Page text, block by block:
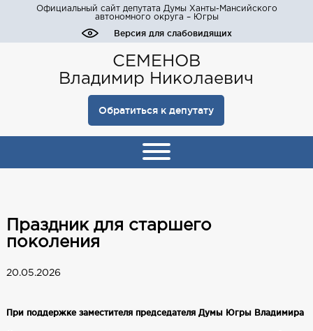
Официальный сайт депутата Думы Ханты-Мансийского
автономного округа – Югры
Версия для слабовидящих
СЕМЕНОВ
Владимир Николаевич
Обратиться к депутату
Праздник для старшего
поколения
20.05.2026
При поддержке заместителя председателя Думы Югры Владимира